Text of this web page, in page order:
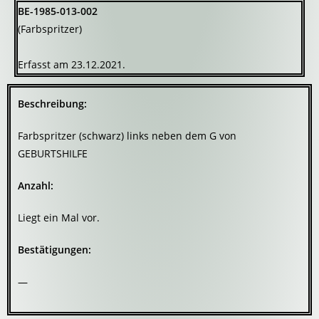
BE-1985-013-002
(Farbspritzer)
Erfasst am 23.12.2021.
Beschreibung:
Farbspritzer (schwarz) links neben dem G von
GEBURTSHILFE
Anzahl:
Liegt ein Mal vor.
Bestätigungen:
—